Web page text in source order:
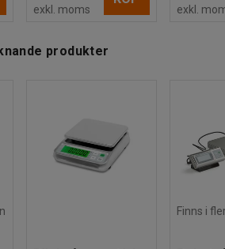
exkl. moms exkl.
produkter
Finns i